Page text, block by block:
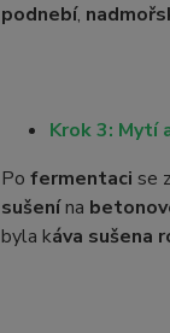
podnebí,
Krok 3: Mytí
Po fermentaci se
sušenína
byla káva sušena